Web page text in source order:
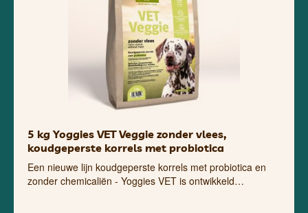
5 kg Yoggies VET Veggie zonder vlees,
koudgeperste korrels met probiotica
Een nieuwe lijn koudgeperste korrels met probiotica en
zonder chemicaliën - Yoggies VET is ontwikkeld…